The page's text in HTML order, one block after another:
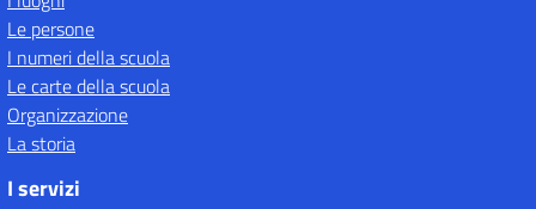
Le persone
I numeri della scuola
Le carte della scuola
Organizzazione
La storia
I servizi